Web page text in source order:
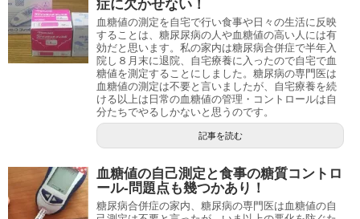
症に欠かせない！
血糖値の測定を自宅で行い食事や日々の生活に反映
することは、糖尿尿病の人や血糖値の高い人には有
効だと思います。私の家内は糖尿病合併症で半年入
院し８月末に退院、自宅療養に入ったので自宅で血
糖値を測定することにしました。糖尿病の専門医は
血糖値の測定は不要と言いましたが、自宅療養を続
ける以上は日常の血糖値の管理・コントロールは自
分たちでやるしかないと思うのです。
記事を読む
血糖値の自己測定と食事の糖質コントロ
ール-問題点も幾つかあり！
糖尿病合併症の家内、糖尿病の専門医は血糖値の自